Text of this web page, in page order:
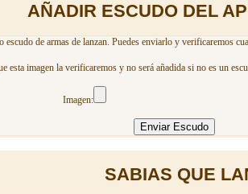
AÑADIR ESCUDO DEL
escudo de armas de lanzan. Puedes enviarlo y verificaremos
esta imagen la verificaremos y no será añadida si no es un
Imagen:
SABIAS QUE